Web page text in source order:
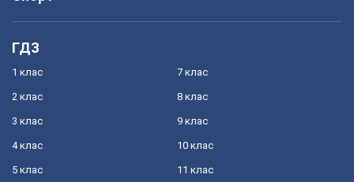
ГДЗ
1 клас
2 клас
3 клас
4 клас
5 клас
7 клас
8 клас
9 клас
10 клас
11 клас